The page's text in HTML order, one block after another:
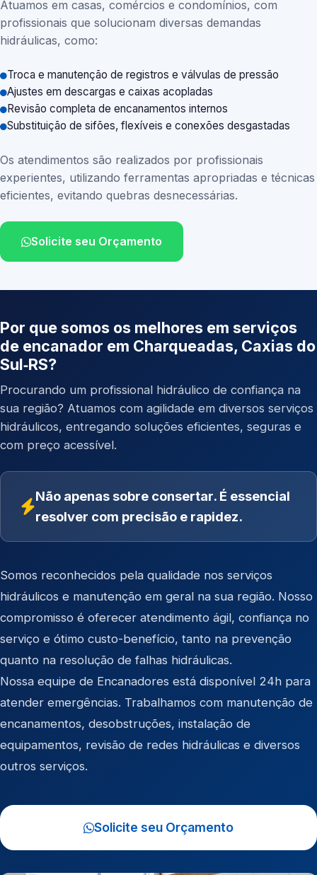
Atuamos em casas, comércios e condomínios, com
profissionais que solucionam diversas demandas
hidráulicas, como:
Troca e manutenção de registros e válvulas de pressão
Ajustes em descargas e caixas acopladas
Revisão completa de encanamentos internos
Substituição de sifões, flexíveis e conexões desgastadas
Os atendimentos são realizados por profissionais
experientes, utilizando ferramentas apropriadas e técnicas
eficientes, evitando quebras desnecessárias.
Solicite seu Orçamento
Por que somos os melhores em serviços
de encanador em Charqueadas, Caxias do
Sul‑RS?
Procurando um profissional hidráulico de confiança na
sua região? Atuamos com agilidade em diversos serviços
hidráulicos, entregando soluções eficientes, seguras e
com preço acessível.
Não apenas sobre consertar. É essencial
resolver com precisão e rapidez.
Somos reconhecidos pela qualidade nos serviços
hidráulicos e manutenção em geral na sua região. Nosso
compromisso é oferecer atendimento ágil, confiança no
serviço e ótimo custo-benefício, tanto na prevenção
quanto na resolução de falhas hidráulicas.
Nossa equipe de Encanadores está disponível 24h para
atender emergências. Trabalhamos com manutenção de
encanamentos, desobstruções, instalação de
equipamentos, revisão de redes hidráulicas e diversos
outros serviços.
Solicite seu Orçamento